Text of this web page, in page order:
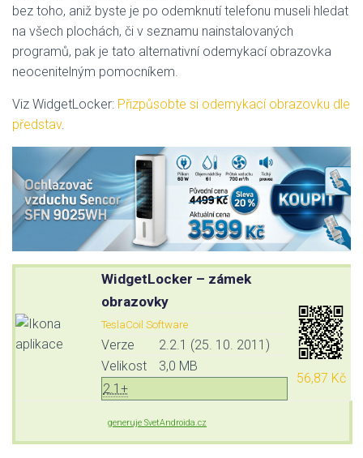
bez toho, aniž byste je po odemknutí telefonu museli hledat
na všech plochách, či v seznamu nainstalovaných
programů, pak je tato alternativní odemykací obrazovka
neocenitelným pomocníkem.
Viz WidgetLocker: Přizpůsobte si odemykací obrazovku dle
představ.
WidgetLocker – zámek
obrazovky
TeslaCoil Software
Verze
2.2.1 (25. 10. 2011)
Velikost
3,0 MB
2.1+
56,87 Kč
generuje SvetAndroida.cz